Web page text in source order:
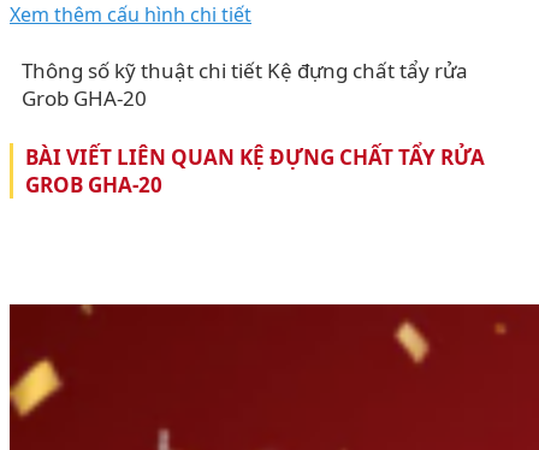
Xem thêm cấu hình chi tiết
Thông số kỹ thuật chi tiết Kệ đựng chất tẩy rửa
Grob GHA-20
BÀI VIẾT LIÊN QUAN KỆ ĐỰNG CHẤT TẨY RỬA
GROB GHA-20